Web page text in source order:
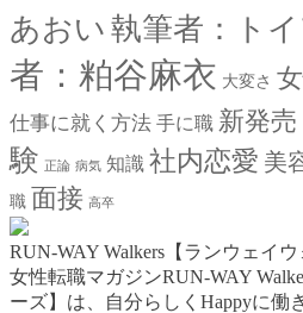
あおい 執筆者：ト
者：粕谷麻衣 大変さ
仕事に就く方法 手に職 新発
験 正論 病気 知識 社内恋愛 美
職 面接 高卒
RUN-WAY Walkers【ランウェイ
女性転職マガジンRUN-WAY
ーズ】は、自分らしくHappyに働